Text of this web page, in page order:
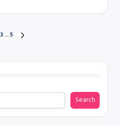
3…5
Search